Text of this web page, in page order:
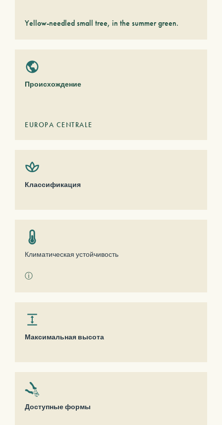
Yellow-needled small tree, in the summer green.
Происхождение
EUROPA CENTRALE
Классификация
Климатическая устойчивость
ⓘ
Максимальная высота
Доступные формы